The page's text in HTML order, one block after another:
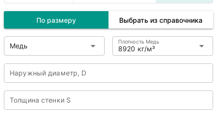
По размеру Выбрать из справочника
Медь 8920 кг/м³
Плотность Медь
Наружный диаметр, D
Толщина стенки S